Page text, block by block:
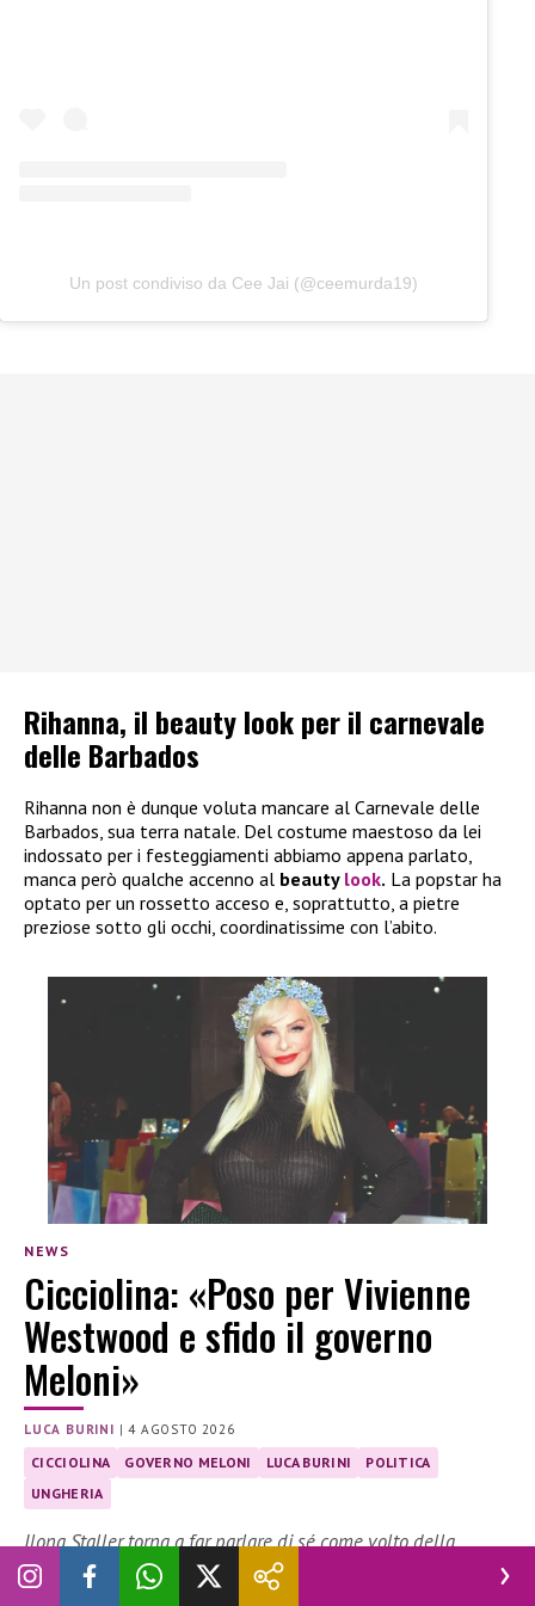
Un post condiviso da Cee Jai (@ceemurda19)
Rihanna, il beauty look per il carnevale
delle Barbados
Rihanna non è dunque voluta mancare al Carnevale delle
Barbados, sua terra natale. Del costume maestoso da lei
indossato per i festeggiamenti abbiamo appena parlato,
manca però qualche accenno al beauty look. La popstar ha
optato per un rossetto acceso e, soprattutto, a pietre
preziose sotto gli occhi, coordinatissime con l’abito.
NEWS
Cicciolina: «Poso per Vivienne
Westwood e sfido il governo
Meloni»
LUCA BURINI |4 AGOSTO 2026
CICCIOLINA GOVERNO MELONI LUCA BURINI
POLITICA
UNGHERIA
Ilona Staller torna a far parlare di sé come volto della
campagna della storica maison britannica. Intanto, prepara
il suo rientro in Parlamento in vista delle elezioni del 2027